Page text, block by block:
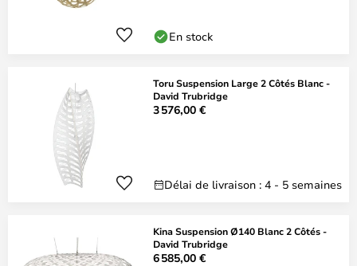
En stock
Toru Suspension Large 2 Côtés Blanc -
David Trubridge
3 576,00 €
Délai de livraison : 4 - 5 semaines
Kina Suspension Ø140 Blanc 2 Côtés -
David Trubridge
6 585,00 €